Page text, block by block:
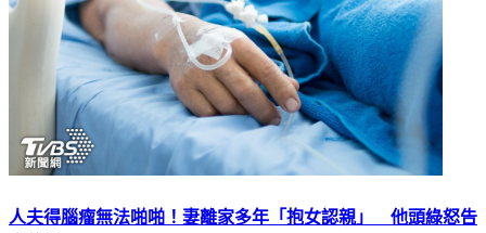
人夫得腦瘤無法啪啪！妻離家多年「抱女認親」 他頭綠怒告